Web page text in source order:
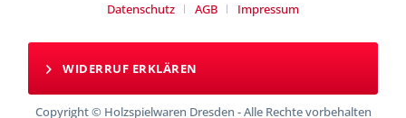
Datenschutz
AGB Impressum
WIDERRUF ERKLÄREN
Copyright © Holzspielwaren Dresden - Alle Rechte vorbehalten